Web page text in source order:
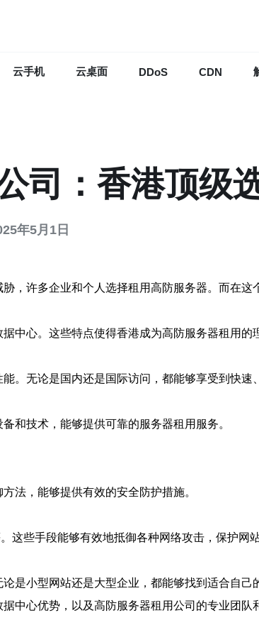
云手机 云桌面 DDoS CDN
司：香港顶级
年5月1日
，许多企业和个人选择租用高防服务器。而在
中心。这些特点使得香港成为高防服务器租用的
。无论是国内还是国际访问，都能够享受到快速
和技术，能够提供可靠的服务器租用服务。
法，能够提供有效的安全防护措施。
些手段能够有效地抵御各种网络攻击，保护网站
是小型网站还是大型企业，都能够找到适合自己
中心优势，以及高防服务器租用公司的专业团